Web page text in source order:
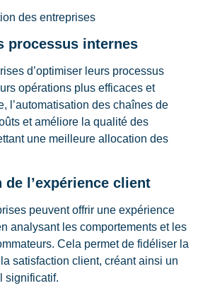
processus internes
d’optimiser leurs processus
opérations plus efficaces et
l’automatisation des chaînes de
et améliore la qualité des
une meilleure allocation des
l’expérience client
peuvent offrir une expérience
analysant les comportements et les
Cela permet de fidéliser la
satisfaction client, créant ainsi un
significatif.